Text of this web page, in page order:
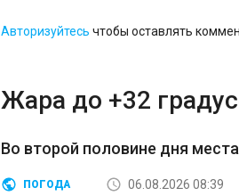
Авторизуйтесь чтобы оставлять
Жара до +32
Во второй половине дня
ПОГОДА 06.08.2026 08:39